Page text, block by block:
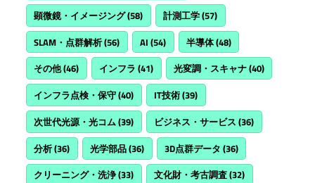
顕微鏡・イメージング(58) 計測工学(57)
SLAM・点群解析(56) AI (54) 半導体(48)
その他(46) インフラ (41) 光変調・スキャナ(40)
インフラ点検・保守(40) IT技術(39)
次世代光源・光コム(39) ビジネス・サービス (36)
分析(36) 光学部品(36) 3D点群データ (36)
クリーニング・洗浄(33) 文化財・考古調査(32)